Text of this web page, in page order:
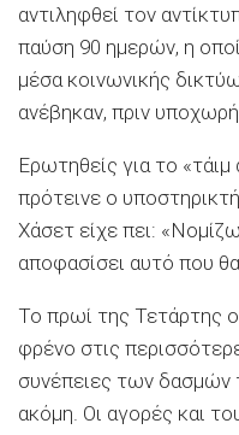
αντιληφθεί τον
παύση 90 ημερών, η
μέσα κοινωνικής
ανέβηκαν, πριν
Ερωτηθείς για το
πρότεινε ο
Χάσετ είχε πει:
αποφασίσει αυτό που
Το πρωί της Τετάρτης
φρένο στις
συνέπειες των δασμών
ακόμη. Οι αγορές και